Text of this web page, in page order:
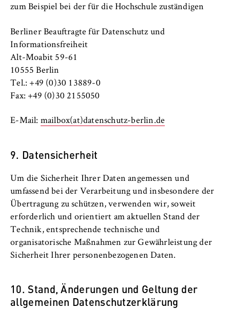
zum Beispiel bei der für die Hochschule zuständigen
Berliner Beauftragte für Datenschutz und
Informationsfreiheit
Alt-Moabit 59-61
10555 Berlin
Tel.: +49 (0)30 13889-0
Fax: +49 (0)30 2155050
E-Mail: mailbox(at)datenschutz-berlin.de
9. Datensicherheit
Um die Sicherheit Ihrer Daten angemessen und
umfassend bei der Verarbeitung und insbesondere der
Übertragung zu schützen, verwenden wir, soweit
erforderlich und orientiert am aktuellen Stand der
Technik, entsprechende technische und
organisatorische Maßnahmen zur Gewährleistung der
Sicherheit Ihrer personenbezogenen Daten.
10. Stand, Änderungen und Geltung der
allgemeinen Datenschutzerklärung